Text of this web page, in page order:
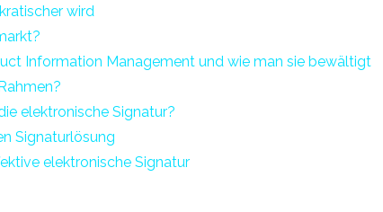
wird
Information Management und wie man sie bewältigt
elektronische Signatur?
Signaturlösung
elektronische Signatur